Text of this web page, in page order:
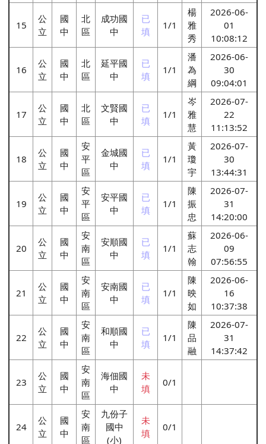
15
公
立
國
中
北
區
成功國
中
已
填
1/1
楊
雅
秀
2026-06-
01
10:08:12
16
公
立
國
中
北
區
延平國
中
已
填
1/1
潘
為
綱
2026-06-
30
09:04:01
17
公
立
國
中
北
區
文賢國
中
已
填
1/1
岑
雅
慧
2026-07-
22
11:13:52
18
公
立
國
中
安
平
區
金城國
中
已
填
1/1
黃
瓊
宇
2026-07-
30
13:44:31
19
公
立
國
中
安
平
區
安平國
中
已
填
1/1
陳
振
忠
2026-07-
31
14:20:00
20
公
立
國
中
安
南
區
安順國
中
已
填
1/1
蘇
志
翰
2026-06-
09
07:56:55
21
公
立
國
中
安
南
區
安南國
中
已
填
1/1
陳
映
如
2026-06-
16
10:37:38
22
公
立
國
中
安
南
區
和順國
中
已
填
1/1
陳
品
融
2026-07-
31
14:37:42
23
公
立
國
中
安
南
區
海佃國
中
未
填
0/1
24
公
立
國
中
安
南
區
九份子
國中
(小)
未
填
0/1